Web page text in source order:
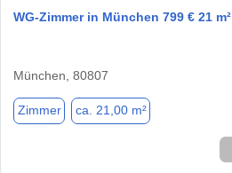
WG-Zimmer in München 799 € 21 m²
München, 80807
Zimmer ca. 21,00 m²